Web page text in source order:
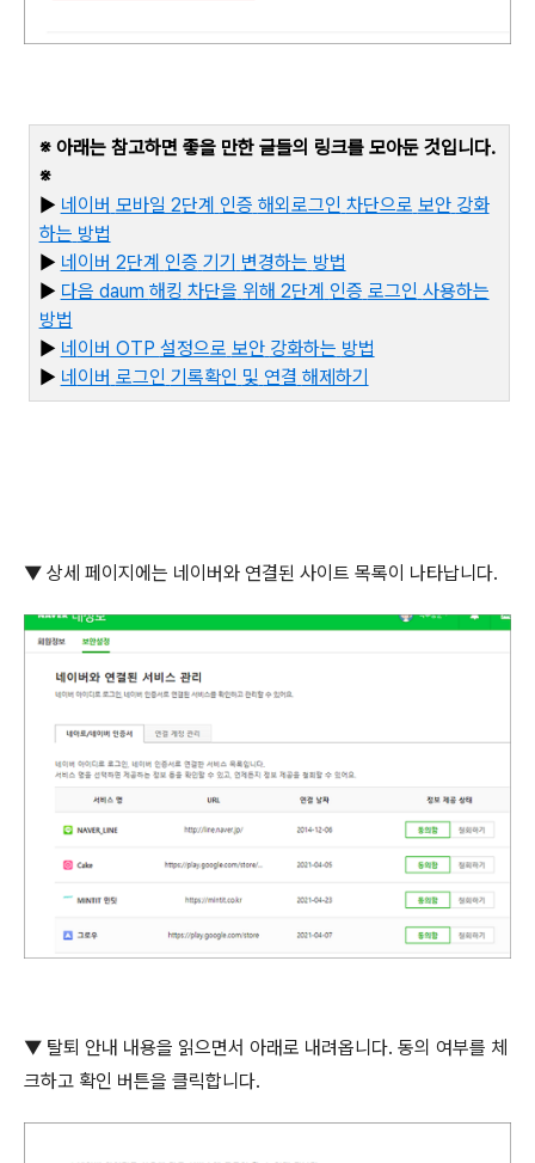
※ 아래는 참고하면 좋을 만한 글들의 링크를 모아둔 것입니다.
※
▶ 네이버 모바일 2단계 인증 해외로그인 차단으로 보안 강화
하는 방법
▶ 네이버 2단계 인증 기기 변경하는 방법
▶ 다음 daum 해킹 차단을 위해 2단계 인증 로그인 사용하는
방법
▶ 네이버 OTP 설정으로 보안 강화하는 방법
▶ 네이버 로그인 기록확인 및 연결 해제하기
▼ 상세 페이지에는 네이버와 연결된 사이트 목록이 나타납니다.
▼ 탈퇴 안내 내용을 읽으면서 아래로 내려옵니다. 동의 여부를 체
크하고 확인 버튼을 클릭합니다.